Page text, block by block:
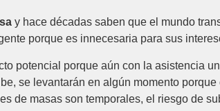
y hace décadas saben que el mundo
porque es innecesaria para sus
potencial porque aún con la asistencia
se levantarán en algún momento
de masas son temporales, el riesgo de